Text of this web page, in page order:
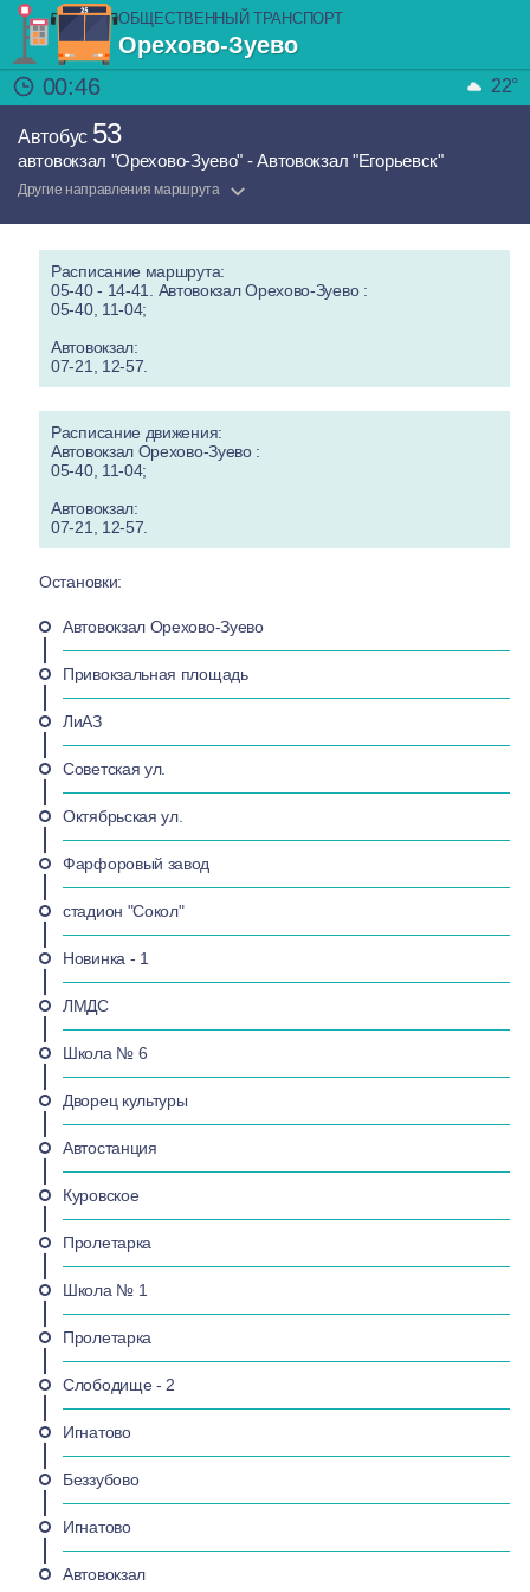
ОБЩЕСТВЕННЫЙ ТРАНСПОРТ
Орехово-Зуево
00:46
22°
Автобус 53
автовокзал "Орехово-Зуево" - Автовокзал "Егорьевск"
Другие направления маршрута
Расписание маршрута:
05-40 - 14-41. Автовокзал Орехово-Зуево :
05-40, 11-04;
Автовокзал:
07-21, 12-57.
Расписание движения:
Автовокзал Орехово-Зуево :
05-40, 11-04;
Автовокзал:
07-21, 12-57.
Остановки:
Автовокзал Орехово-Зуево
Привокзальная площадь
ЛиАЗ
Советская ул.
Октябрьская ул.
Фарфоровый завод
стадион "Сокол"
Новинка - 1
ЛМДС
Школа № 6
Дворец культуры
Автостанция
Куровское
Пролетарка
Школа № 1
Пролетарка
Слободище - 2
Игнатово
Беззубово
Игнатово
Автовокзал